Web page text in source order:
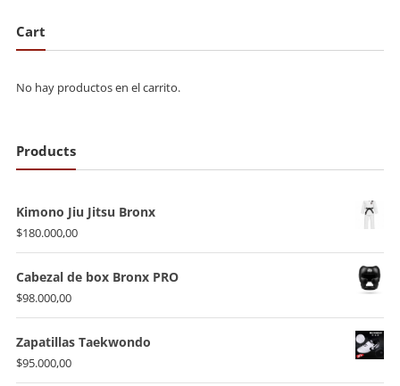
Cart
No hay productos en el carrito.
Products
Kimono Jiu Jitsu Bronx
$180.000,00
Cabezal de box Bronx PRO
$98.000,00
Zapatillas Taekwondo
$95.000,00